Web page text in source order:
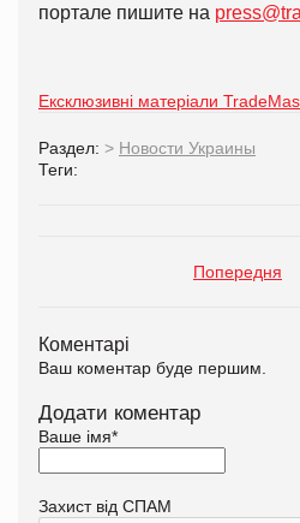
портале пишите на
Ексклюзивні матеріали
Раздел: > Новости Украины
Теги:
Попередня
Коментарі
Ваш коментар буде першим.
Додати коментар
Ваше імя*
Захист від СПАМ